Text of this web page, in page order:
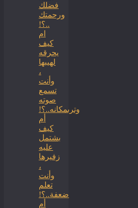
فضلك
ورحمتك
..؟!
ام
كيف
يحرقه
لهيبها
،
وأنت
تسمع
صوته
وترىمكانه..؟!
أم
كيف
بشتمل
عليه
زفيرها
،
وأنت
تعلم
ضعفة..؟!
أم